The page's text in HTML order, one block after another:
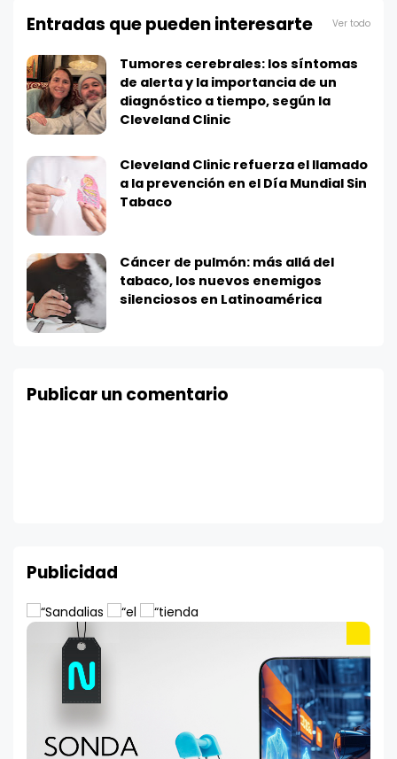
Entradas que pueden interesarte Ver todo
Tumores cerebrales: los síntomas
de alerta y la importancia de un
diagnóstico a tiempo, según la
Cleveland Clinic
Cleveland Clinic refuerza el llamado
a la prevención en el Día Mundial Sin
Tabaco
Cáncer de pulmón: más allá del
tabaco, los nuevos enemigos
silenciosos en Latinoamérica
Publicar un comentario
Publicidad